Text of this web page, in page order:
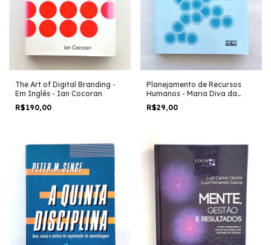
The Art of Digital Branding -
Em Inglês - Ian Cocoran
R$190,00
Planejamento de Recursos
Humanos - Maria Diva da
Salete Lucena
R$29,00